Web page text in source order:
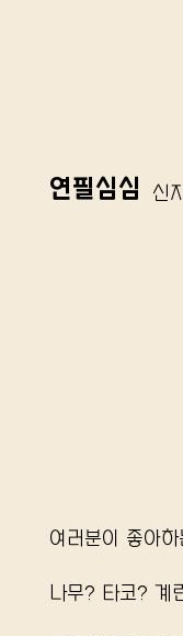
연필심심 신
여러분이 좋아
나무? 타코? 계